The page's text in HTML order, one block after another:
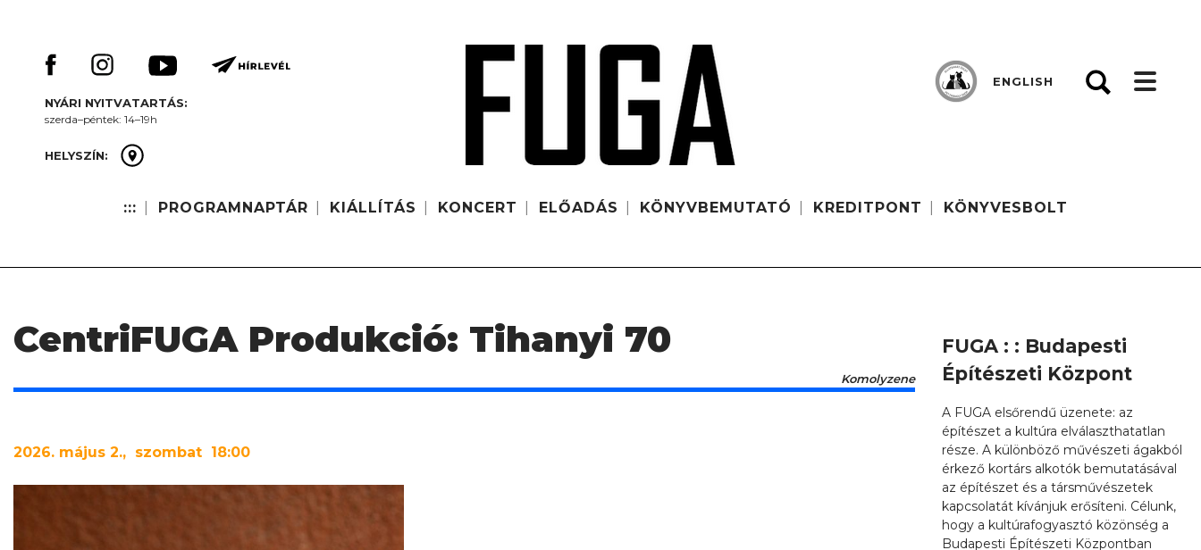
NYÁRI NYITVATARTÁS:
szerda–péntek: 14–19h
HELYSZÍN:
::: PROGRAMNAPTÁR KIÁLLÍTÁS KONCERT ELŐADÁS KÖNYVBEMUTATÓ KREDITPONT KÖNYVESBOLT
ENGLISH
CentriFUGA Produkció: Tihanyi 70
Komolyzene
2026. május 2., szombat 18:00
FUGA : : Budapesti
Építészeti Központ
A FUGA elsőrendű üzenete: az
építészet a kultúra elválaszthatatlan
része. A különböző művészeti ágakból
érkező kortárs alkotók bemutatásával
az építészet és a társművészetek
kapcsolatát kívánjuk erősíteni. Célunk,
hogy a kultúrafogyasztó közönség a
Budapesti Építészeti Központban